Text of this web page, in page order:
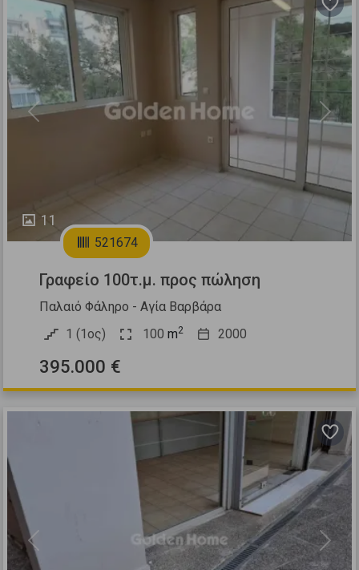
11
Previous Next
521674
Γραφείο 100τ.μ. προς πώληση
Παλαιό Φάληρο - Αγία Βαρβάρα
1 (1ος)
100 m2 2000
395.000 €
Previous Next